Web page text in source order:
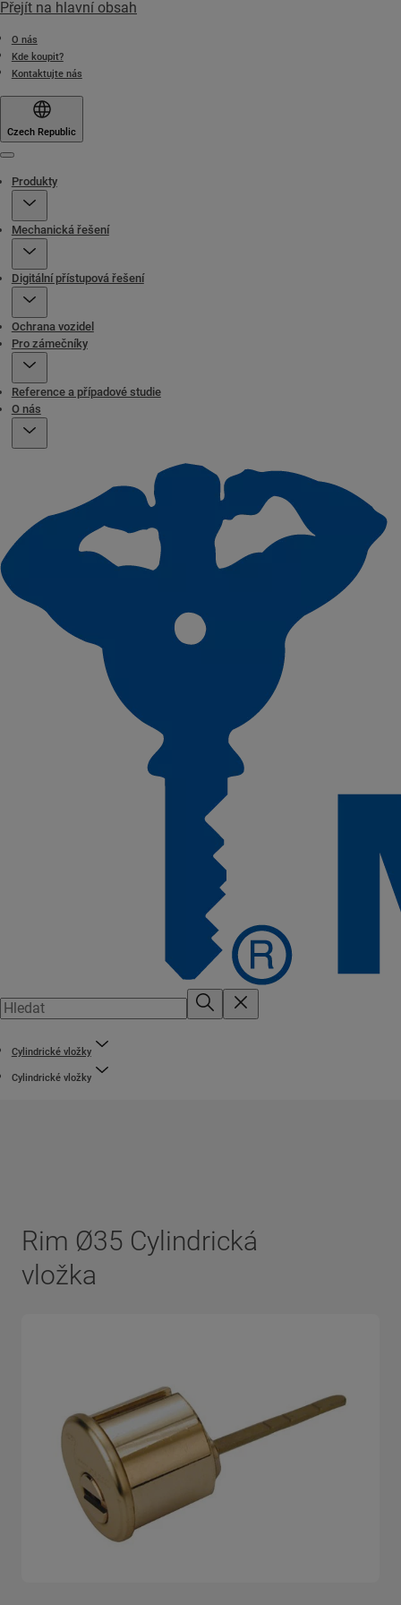
Přejít na hlavní obsah
O nás
Kde koupit?
Kontaktujte nás
Czech Republic
Produkty
Mechanická řešení
Digitální přístupová řešení
Ochrana vozidel
Pro zámečníky
Reference a případové studie
O nás
Cylindrické vložky
Cylindrické vložky
Rim Ø35 Cylindrická
vložka